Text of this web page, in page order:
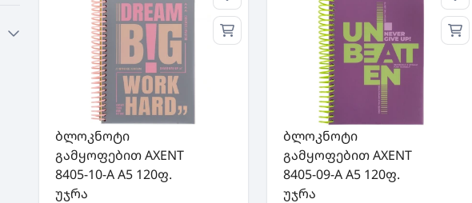
ბლოკნოტი
გამყოფებით AXENT
8405-10-A A5 120ფ.
უჯრა
ბლოკნოტი
გამყოფებით AXENT
8405-09-A A5 120ფ.
უჯრა